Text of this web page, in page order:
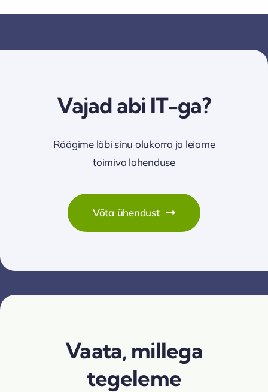
Vajad abi IT-ga?
Räägime läbi sinu olukorra ja leiame
toimiva lahenduse
Võta ühendust
Vaata, millega
tegeleme